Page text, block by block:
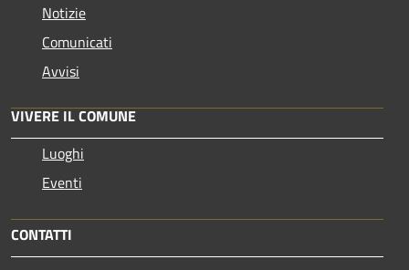
Notizie
Comunicati
Avvisi
VIVERE IL COMUNE
Luoghi
Eventi
CONTATTI